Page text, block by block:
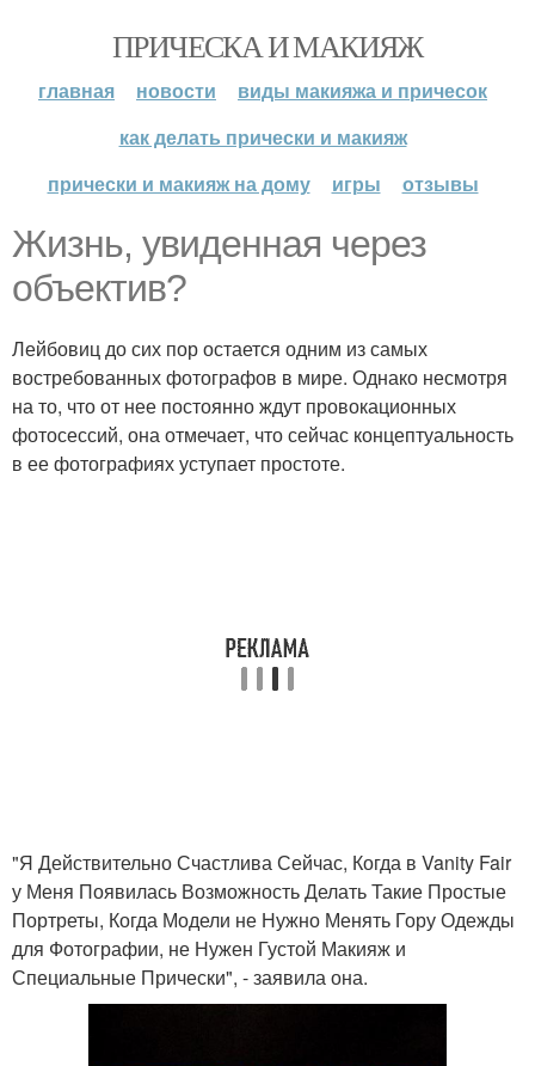
ПРИЧЕСКА И МАКИЯЖ
главная новости
виды макияжа и причесок
как делать прически и макияж
прически и макияж на дому
игры отзывы
Жизнь, увиденная через
объектив?
Лейбовиц до сих пор остается одним из самых
востребованных фотографов в мире. Однако несмотря
на то, что от нее постоянно ждут провокационных
фотосессий, она отмечает, что сейчас концептуальность
в ее фотографиях уступает простоте.
"Я Действительно Счастлива Сейчас, Когда в Vanity Fair
у Меня Появилась Возможность Делать Такие Простые
Портреты, Когда Модели не Нужно Менять Гору Одежды
для Фотографии, не Нужен Густой Макияж и
Специальные Прически", - заявила она.